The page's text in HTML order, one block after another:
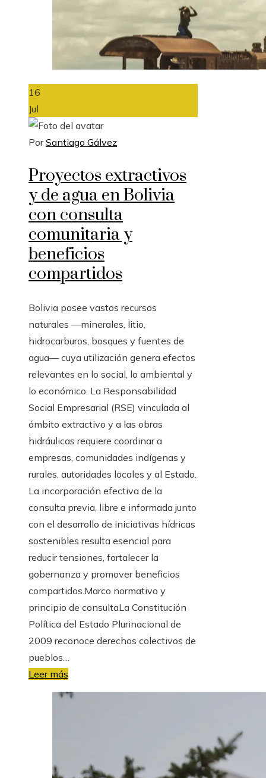
16
Jul
PorSantiago Gálvez
Proyectos extractivos
y de agua en Bolivia
con consulta
comunitaria y
beneficios
compartidos
Bolivia posee vastos recursos
naturales —minerales, litio,
hidrocarburos, bosques y fuentes de
agua— cuya utilización genera efectos
relevantes en lo social, lo ambiental y
lo económico. La Responsabilidad
Social Empresarial (RSE) vinculada al
ámbito extractivo y a las obras
hidráulicas requiere coordinar a
empresas, comunidades indígenas y
rurales, autoridades locales y al Estado.
La incorporación efectiva de la
consulta previa, libre e informada junto
con el desarrollo de iniciativas hídricas
sostenibles resulta esencial para
reducir tensiones, fortalecer la
gobernanza y promover beneficios
compartidos.Marco normativo y
principio de consultaLa Constitución
Política del Estado Plurinacional de
2009 reconoce derechos colectivos de
pueblos…
Leer más